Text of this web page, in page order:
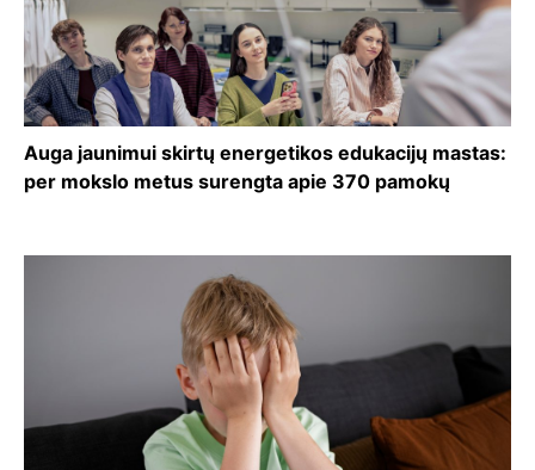
Auga jaunimui skirtų energetikos edukacijų mastas:
per mokslo metus surengta apie 370 pamokų